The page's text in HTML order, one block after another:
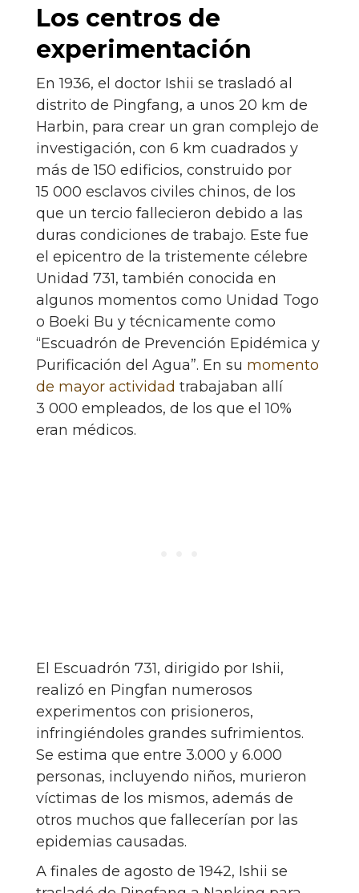
Los centros de
experimentación
En 1936, el doctor Ishii se trasladó al
distrito de Pingfang, a unos 20 km de
Harbin, para crear un gran complejo de
investigación, con 6 km cuadrados y
más de 150 edificios, construido por
15 000 esclavos civiles chinos, de los
que un tercio fallecieron debido a las
duras condiciones de trabajo. Este fue
el epicentro de la tristemente célebre
Unidad 731, también conocida en
algunos momentos como Unidad Togo
o Boeki Bu y técnicamente como
“Escuadrón de Prevención Epidémica y
Purificación del Agua”. En su momento
de mayor actividad trabajaban allí
3 000 empleados, de los que el 10%
eran médicos.
El Escuadrón 731, dirigido por Ishii,
realizó en Pingfan numerosos
experimentos con prisioneros,
infringiéndoles grandes sufrimientos.
Se estima que entre 3.000 y 6.000
personas, incluyendo niños, murieron
víctimas de los mismos, además de
otros muchos que fallecerían por las
epidemias causadas.
A finales de agosto de 1942, Ishii se